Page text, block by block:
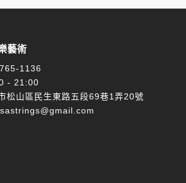
藝術
1136
- 21:00
松山區民生東路五段69巷1弄20號